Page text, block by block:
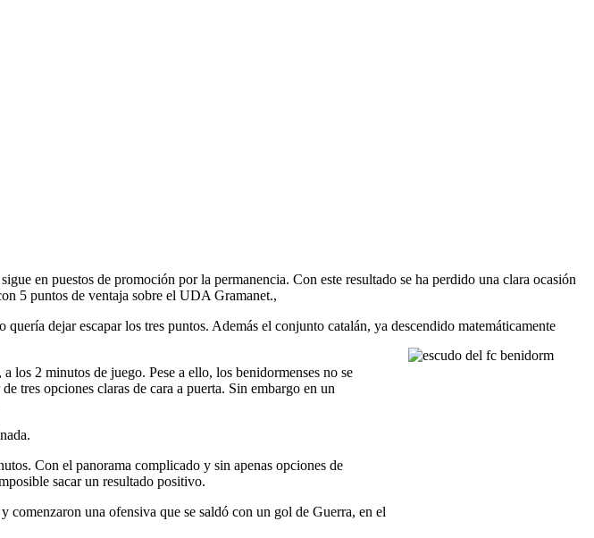
en puestos de promoción por la permanencia. Con este resultado se ha perdido una clara ocasión
5 puntos de ventaja sobre el UDA Gramanet.,
dejar escapar los tres puntos. Además el conjunto catalán, ya descendido matemáticamente
2 minutos de juego. Pese a ello, los benidormenses no se
tres opciones claras de cara a puerta. Sin embargo en un
Con el panorama complicado y sin apenas opciones de
sacar un resultado positivo.
comenzaron una ofensiva que se saldó con un gol de Guerra, en el